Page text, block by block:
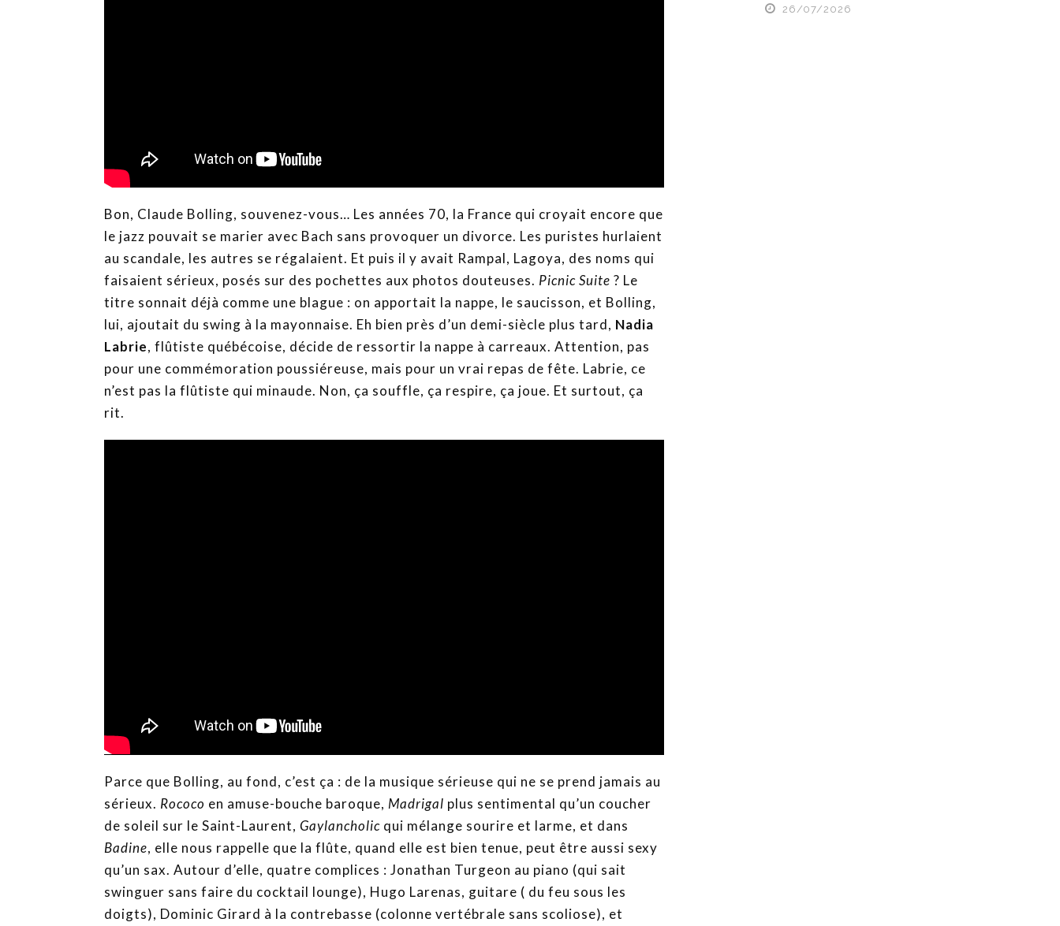
Bon, Claude Bolling, souvenez-vous… Les années 70, la France qui croyait encore que
le jazz pouvait se marier avec Bach sans provoquer un divorce. Les puristes hurlaient
au scandale, les autres se régalaient. Et puis il y avait Rampal, Lagoya, des noms qui
faisaient sérieux, posés sur des pochettes aux photos douteuses. Picnic Suite ? Le
titre sonnait déjà comme une blague : on apportait la nappe, le saucisson, et Bolling,
lui, ajoutait du swing à la mayonnaise. Eh bien près d’un demi-siècle plus tard, Nadia
Labrie, flûtiste québécoise, décide de ressortir la nappe à carreaux. Attention, pas
pour une commémoration poussiéreuse, mais pour un vrai repas de fête. Labrie, ce
n’est pas la flûtiste qui minaude. Non, ça souffle, ça respire, ça joue. Et surtout, ça
rit.
Parce que Bolling, au fond, c’est ça : de la musique sérieuse qui ne se prend jamais au
sérieux. Rococo en amuse-bouche baroque, Madrigal plus sentimental qu’un coucher
de soleil sur le Saint-Laurent, Gaylancholic qui mélange sourire et larme, et dans
Badine, elle nous rappelle que la flûte, quand elle est bien tenue, peut être aussi sexy
qu’un sax. Autour d’elle, quatre complices : Jonathan Turgeon au piano (qui sait
swinguer sans faire du cocktail lounge), Hugo Larenas, guitare ( du feu sous les
doigts), Dominic Girard à la contrebasse (colonne vertébrale sans scoliose), et
26/07/2026